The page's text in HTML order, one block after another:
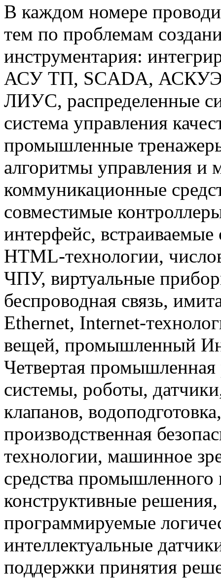
В каждом номере
тем по проблемам
инструментария:
АСУ ТП, SCADA,
ЛИУС, распределенные
система управления
промышленные
алгоритмы управления и
коммуникационные
совместимые
интерфейс,
HTML-технологии,
ЧПУ, виртуальные
беспроводная связь,
Ethernet, Internet-
вещей, промышленный
Четвертая
системы, роботы,
клапанов,
производственная
технологии, машинное
средства
конструктивные
программируемые
интеллектуальные
поддержки принятия